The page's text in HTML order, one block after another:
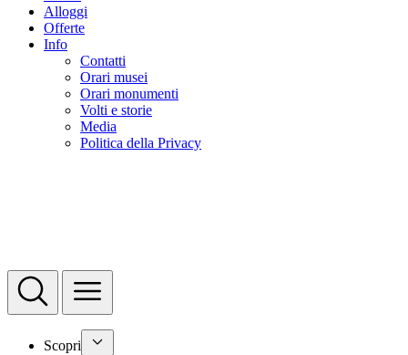
Alloggi
Offerte
Info
Contatti
Orari musei
Orari monumenti
Volti e storie
Media
Politica della Privacy
Scopri